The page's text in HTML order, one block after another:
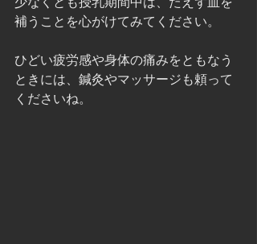
補うことを心がけてみてください。
ひどい疲労感や身体の痛みをともなう
ときには、鍼灸やマッサージも頼って
くださいね。